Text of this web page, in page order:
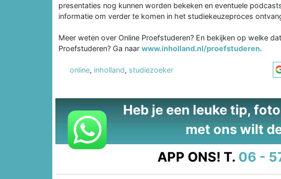
presentaties nog kunnen worden bekeken en eventuele
informatie om verder te komen in het studiekeuzeproces
Meer weten over Online Proefstuderen? En bekijken op welke
Proefstuderen? Ga naar www.inholland.nl/proefstuderen.
online, inholland, studiezoeker
Heb je een leuke tip,
met ons wilt
APP ONS! T. 06 -